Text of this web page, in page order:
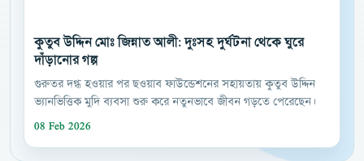
কুতুব উদ্দিন মোঃ জিন্নাত আলী: দুঃসহ দুর্ঘটনা থেকে ঘুরে
দাঁড়ানোর গল্প
গুরুতর দগ্ধ হওয়ার পর ছওয়াব ফাউন্ডেশনের সহায়তায় কুতুব উদ্দিন
ভ্যানভিত্তিক মুদি ব্যবসা শুরু করে নতুনভাবে জীবন গড়তে পেরেছেন।
08 Feb 2026